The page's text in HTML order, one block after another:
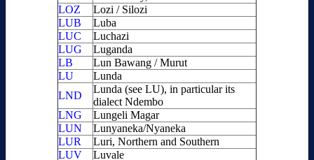
LOZ
Lozi / Silozi
LUB
Luba
LUC
Luchazi
LUG
Luganda
LB
Lun Bawang / Murut
LU
Lunda
LND
Lunda (see LU), in particular its
dialect Ndembo
LNG
Lungeli Magar
LUN
Lunyaneka/Nyaneka
LUR
Luri, Northern and Southern
LUV
Luvale